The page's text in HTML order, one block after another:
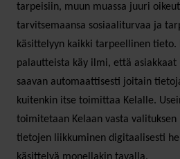
tarpeisiin, muun muassa juuri
tarvitsemaansa sosiaaliturvaa ja
käsittelyyn kaikki tarpeellinen tieto.
palautteista käy ilmi, että asiakkaat
saavan automaattisesti joitain
kuitenkin itse toimittaa Kelalle.
toimitetaan Kelaan vasta
tietojen liikkuminen digitaalisesti